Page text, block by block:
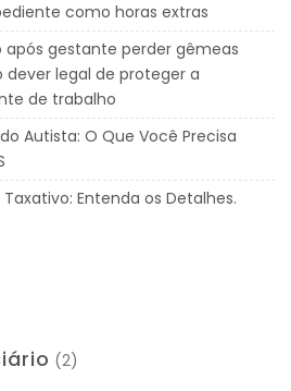
como horas extras
gestante perder gêmeas
legal de proteger a
de trabalho
Autista: O Que Você Precisa
Entenda os Detalhes.
(2)